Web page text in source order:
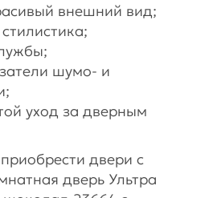
внешний вид;
шумо- и
уход за дверным
двери с
дверь Ультра